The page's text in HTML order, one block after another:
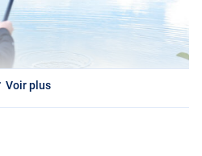
Voir plus